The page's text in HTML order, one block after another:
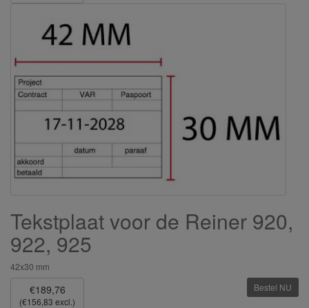
Tekstplaat voor de Reiner 920,
922, 925
42x30 mm
€189,76
(€156,83 excl.)
Bestel NU